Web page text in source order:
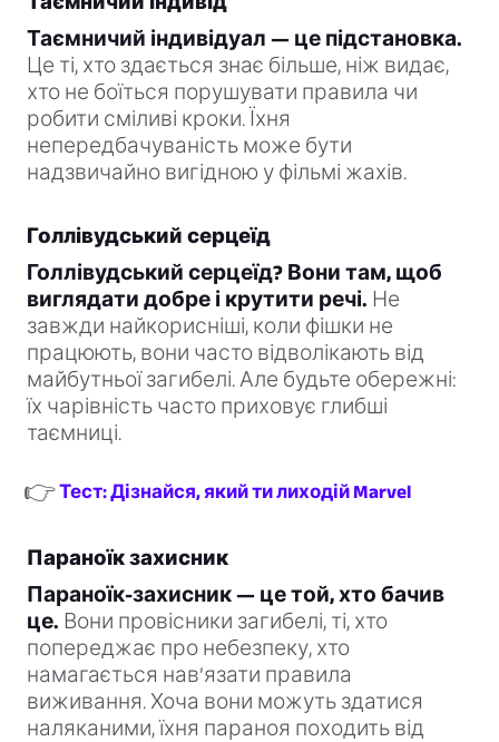
Таємничий індивідуал — це підстановка.
Це ті, хто здається знає більше, ніж видає,
хто не боїться порушувати правила чи
робити сміливі кроки. Їхня
непередбачуваність може бути
надзвичайно вигідною у фільмі жахів.
Голлівудський серцеїд
Голлівудський серцеїд? Вони там, щоб
виглядати добре і крутити речі. Не
завжди найкорисніші, коли фішки не
працюють, вони часто відволікають від
майбутньої загибелі. Але будьте обережні:
їх чарівність часто приховує глибші
таємниці.
👉Тест: Дізнайся, який ти лиходій Marvel
Параноїк захисник
Параноїк-захисник — це той, хто бачив
це. Вони провісники загибелі, ті, хто
попереджає про небезпеку, хто
намагається нав’язати правила
виживання. Хоча вони можуть здатися
наляканими, їхня параноя походить від